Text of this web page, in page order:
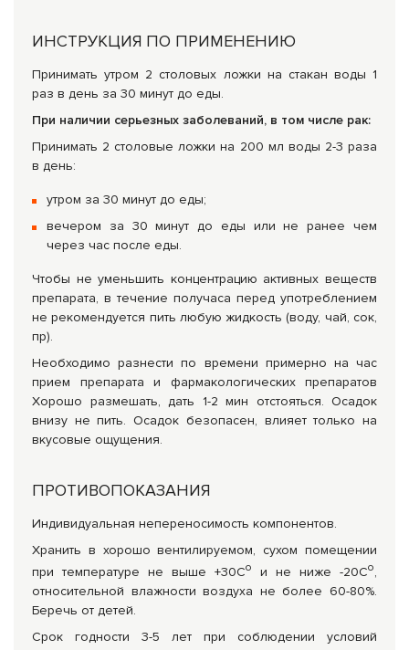
ИНСТРУКЦИЯ ПО ПРИМЕНЕНИЮ
Принимать утром 2 столовых ложки на стакан воды 1
раз в день за 30 минут до еды.
При наличии серьезных заболеваний, в том числе рак:
Принимать 2 столовые ложки на 200 мл воды 2-3 раза
в день:
утром за 30 минут до еды;
вечером за 30 минут до еды или не ранее чем
через час после еды.
Чтобы не уменьшить концентрацию активных веществ
препарата, в течение получаса перед употреблением
не рекомендуется пить любую жидкость (воду, чай, сок,
пр).
Необходимо разнести по времени примерно на час
прием препарата и фармакологических препаратов
Хорошо размешать, дать 1-2 мин отстояться. Осадок
внизу не пить. Осадок безопасен, влияет только на
вкусовые ощущения.
ПРОТИВОПОКАЗАНИЯ
Индивидуальная непереносимость компонентов.
Хранить в хорошо вентилируемом, сухом помещении
при температуре не выше +30Со и не ниже -20Со,
относительной влажности воздуха не более 60-80%.
Беречь от детей.
Срок годности 3-5 лет при соблюдении условий